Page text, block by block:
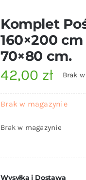
Komplet
160×200
70×80 cm.
42,00 zł Brak
Brak w magazynie
Brak w magazynie
Wysyłka i Dostawa